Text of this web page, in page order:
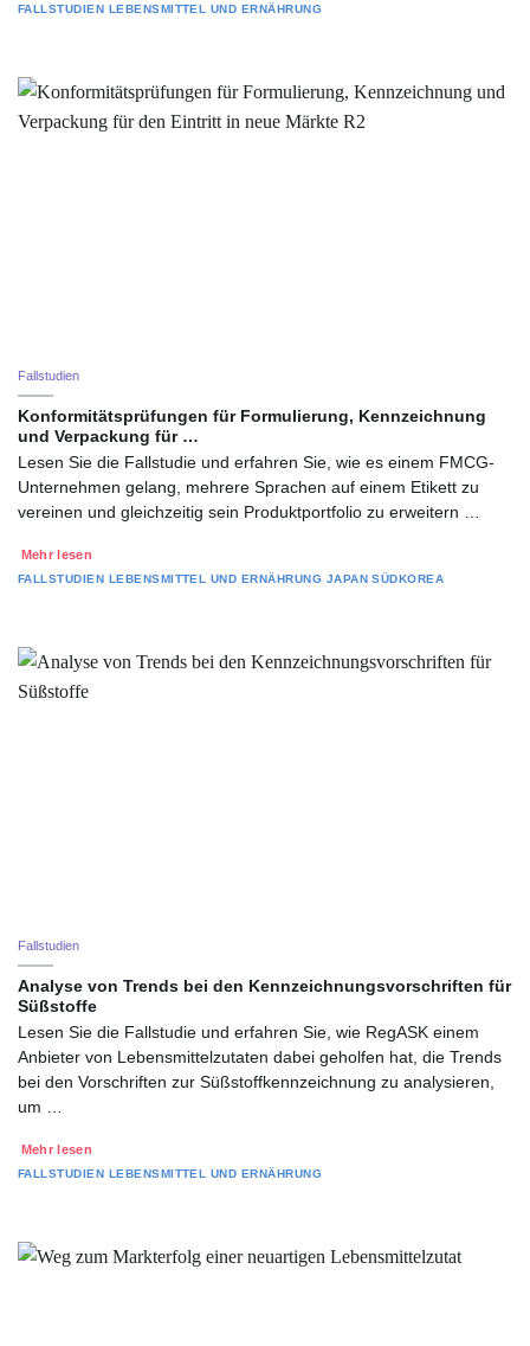
FALLSTUDIEN LEBENSMITTEL UND ERNÄHRUNG
Fallstudien
Konformitätsprüfungen für Formulierung, Kennzeichnung
und Verpackung für …
Lesen Sie die Fallstudie und erfahren Sie, wie es einem FMCG-
Unternehmen gelang, mehrere Sprachen auf einem Etikett zu
vereinen und gleichzeitig sein Produktportfolio zu erweitern …
Mehr lesen
FALLSTUDIEN LEBENSMITTEL UND ERNÄHRUNG JAPAN SÜDKOREA
Fallstudien
Analyse von Trends bei den Kennzeichnungsvorschriften für
Süßstoffe
Lesen Sie die Fallstudie und erfahren Sie, wie RegASK einem
Anbieter von Lebensmittelzutaten dabei geholfen hat, die Trends
bei den Vorschriften zur Süßstoffkennzeichnung zu analysieren,
um …
Mehr lesen
FALLSTUDIEN LEBENSMITTEL UND ERNÄHRUNG